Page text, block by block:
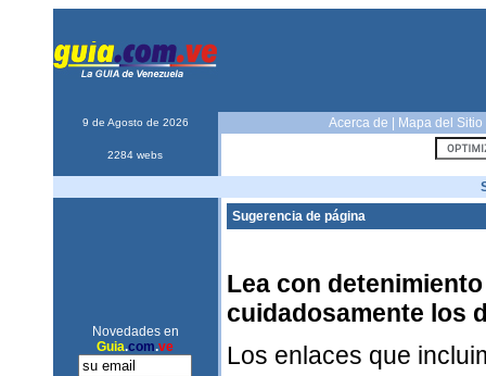
9 de Agosto de 2026 Acerca de Mapa del Sitio
2284 webs
Novedades en
Guia.com.ve
Sugerencia de página
Lea con
cuidadosamente los
Los enlaces que